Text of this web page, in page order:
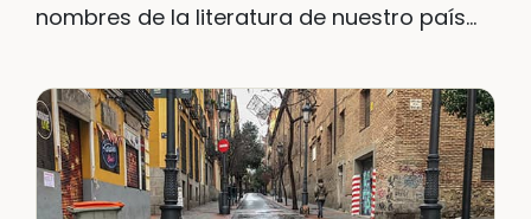
nombres de la literatura de nuestro país…